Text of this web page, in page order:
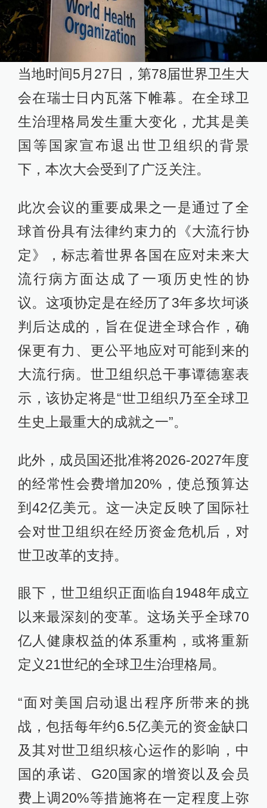
当地时间5月27日，第78届世界卫生大
会在瑞士日内瓦落下帷幕。在全球卫
生治理格局发生重大变化，尤其是美
国等国家宣布退出世卫组织的背景
下，本次大会受到了广泛关注。
此次会议的重要成果之一是通过了全
球首份具有法律约束力的《大流行协
定》，标志着世界各国在应对未来大
流行病方面达成了一项历史性的协
议。这项协定是在经历了3年多坎坷谈
判后达成的，旨在促进全球合作，确
保更有力、更公平地应对可能到来的
大流行病。世卫组织总干事谭德塞表
示，该协定将是“世卫组织乃至全球卫
生史上最重大的成就之一”。
此外，成员国还批准将2026-2027年度
的经常性会费增加20%，使总预算达
到42亿美元。这一决定反映了国际社
会对世卫组织在经历资金危机后，对
世卫改革的支持。
眼下，世卫组织正面临自1948年成立
以来最深刻的变革。这场关乎全球70
亿人健康权益的体系重构，或将重新
定义21世纪的全球卫生治理格局。
“面对美国启动退出程序所带来的挑
战，包括每年约6.5亿美元的资金缺口
及其对世卫组织核心运作的影响，中
国的承诺、G20国家的增资以及会员
费上调20%等措施将在一定程度上弥